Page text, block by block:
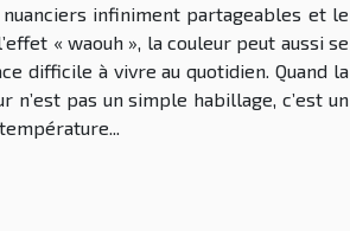
infiniment partageables et le
« waouh », la couleur peut aussi se
difficile à vivre au quotidien. Quand la
n’est pas un simple habillage, c’est un